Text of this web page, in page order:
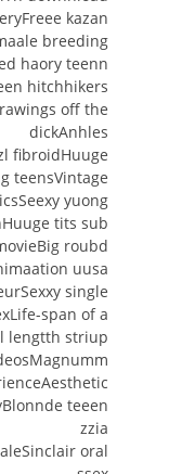
kazan
breeding
haory teenn
hitchhikers
off the
dickAnhles
fibroidHuuge
teensVintage
yuong
tits sub
roubd
uusa
single
span of a
lengtth striup
teeen
zzia
oral